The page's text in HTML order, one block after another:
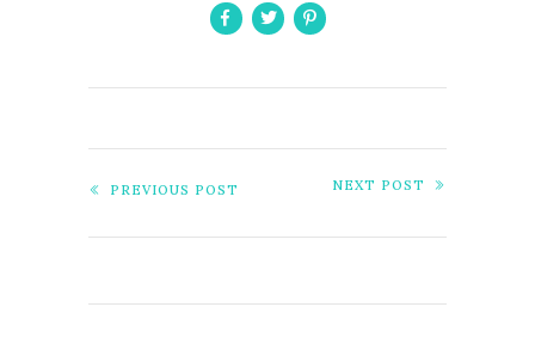
PREVIOUS POST NEXT POST